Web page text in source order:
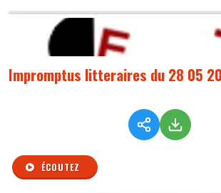
Impromptus litteraires du 28 05
ÉCOUTEZ